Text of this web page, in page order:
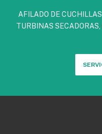
AFILADO DE
TURBINAS